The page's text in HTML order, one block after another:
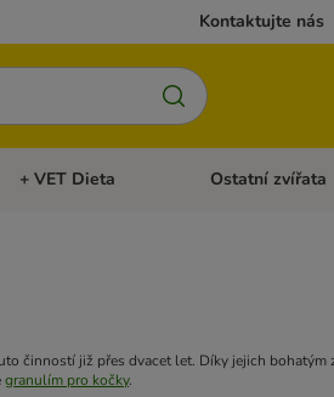
Kontaktujte nás
Otevřít menu: Doplňky pro psy
+ VET Dieta Otevřít menu: +
Ostatní zvířata
činností již přes dvacet let. Díky jejich
granulím pro kočky.